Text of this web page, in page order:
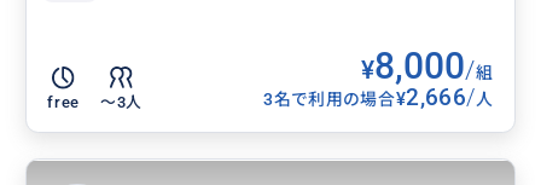
free 〜3人
¥8,000/組
3名で利用の場合¥2,666/人